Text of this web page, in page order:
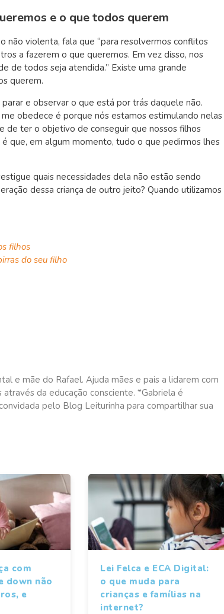
e o que todos querem
não violenta, fala que “para resolvermos conflitos
a fazerem o que queremos. Em vez disso, nos
de todos seja atendida.” Existe uma grande
querem.
e observar o que está por trás daquele não.
obedece é porque nós estamos estimulando nelas
de ter o objetivo de conseguir que nossos filhos
que, em algum momento, tudo o que pedirmos lhes
quais necessidades dela não estão sendo
dessa criança de outro jeito? Quando utilizamos
filhos
do seu filho
e mãe do Rafael. Ajuda mães e pais a lidarem com
da educação consciente. *Gabriela é
pelo Blog Leiturinha para compartilhar sua
com
down não
e
Lei Felca e ECA Digital:
o que muda para
crianças e famílias na
internet?